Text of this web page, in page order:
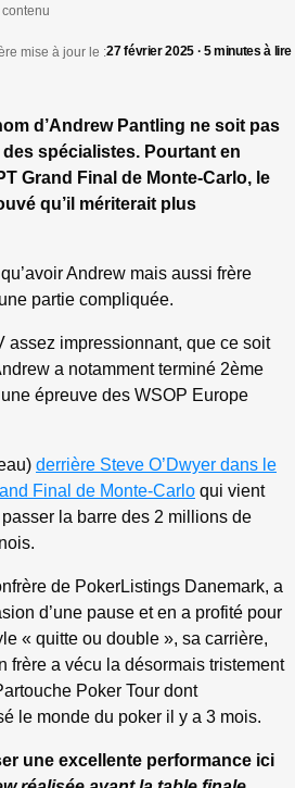
mise à jour le :27 février 2025 · 5 minutes à lire
d’Andrew Pantling ne soit pas
spécialistes. Pourtant en
Grand Final de Monte-Carlo, le
qu’il mériterait plus
Andrew mais aussi frère
partie compliquée.
assez impressionnant, que ce soit
a notamment terminé 2ème
épreuve des WSOP Europe
derrière Steve O’Dwyer dans le
Final de Monte-Carlo qui vient
la barre des 2 millions de
de PokerListings Danemark, a
d’une pause et en a profité pour
« quitte ou double », sa carrière,
frère a vécu la désormais tristement
Poker Tour dont
le monde du poker il y a 3 mois.
une excellente performance ici